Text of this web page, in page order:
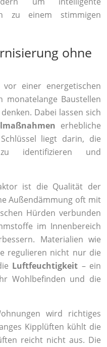
zu einem stimmigen
ohne
vor einer energetischen
monatelange Baustellen
Dabei lassen sich
erhebliche
liegt darin, die
identifizieren und
ist die Qualität der
Außendämmung oft mit
Hürden verbunden
im Innenbereich
Materialien wie
regulieren nicht nur die
Luftfeuchtigkeit – ein
Wohlbefinden und die
wird richtiges
Kipplüften kühlt die
reicht nicht aus. Die